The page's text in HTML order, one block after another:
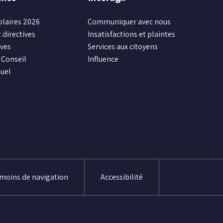
2026
Communiquer avec nous
Insatisfactions et plaintes
Services aux citoyens
Influence
de navigation Accessibilité